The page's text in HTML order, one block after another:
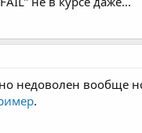
недоволен
.